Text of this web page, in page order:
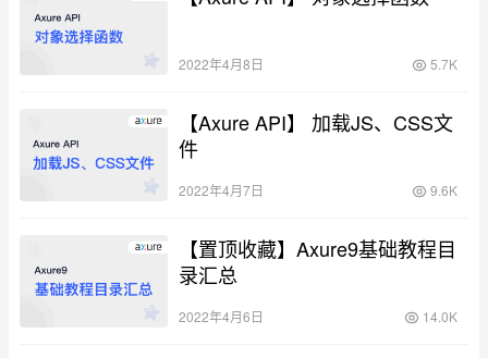
2022年4月8日 5.7K
【Axure API】 加载JS、CSS文
件
2022年4月7日 9.6K
【置顶收藏】Axure9基础教程目
录汇总
2022年4月6日 14.0K